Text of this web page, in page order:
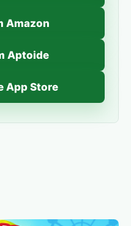
Amazon
Aptoide
App Store